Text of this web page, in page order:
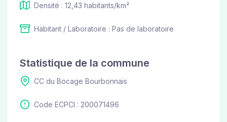
Densité : 12,43 habitants/km²
Habitant / Laboratoire : Pas de laboratoire
Statistique de la commune
CC du Bocage Bourbonnais
Code ECPCI : 200071496